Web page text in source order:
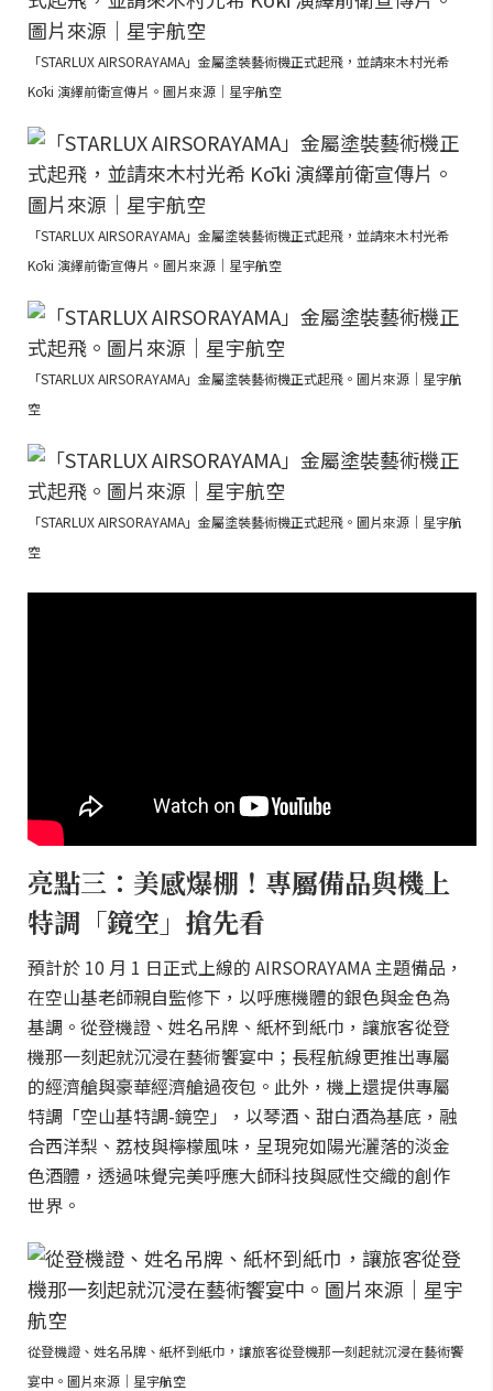
「STARLUX AIRSORAYAMA」金屬塗裝藝術機正式起飛，並請來木村光希
Kōki 演繹前衛宣傳片。圖片來源｜星宇航空
「STARLUX AIRSORAYAMA」金屬塗裝藝術機正式起飛，並請來木村光希
Kōki 演繹前衛宣傳片。圖片來源｜星宇航空
「STARLUX AIRSORAYAMA」金屬塗裝藝術機正式起飛。圖片來源｜星宇航
空
「STARLUX AIRSORAYAMA」金屬塗裝藝術機正式起飛。圖片來源｜星宇航
空
亮點三：美感爆棚！專屬備品與機上
特調「鏡空」搶先看
預計於 10 月 1 日正式上線的 AIRSORAYAMA 主題備品，
在空山基老師親自監修下，以呼應機體的銀色與金色為
基調。從登機證、姓名吊牌、紙杯到紙巾，讓旅客從登
機那一刻起就沉浸在藝術饗宴中；長程航線更推出專屬
的經濟艙與豪華經濟艙過夜包。此外，機上還提供專屬
特調「空山基特調-鏡空」，以琴酒、甜白酒為基底，融
合西洋梨、荔枝與檸檬風味，呈現宛如陽光灑落的淡金
色酒體，透過味覺完美呼應大師科技與感性交織的創作
世界。
從登機證、姓名吊牌、紙杯到紙巾，讓旅客從登機那一刻起就沉浸在藝術饗
宴中。圖片來源｜星宇航空